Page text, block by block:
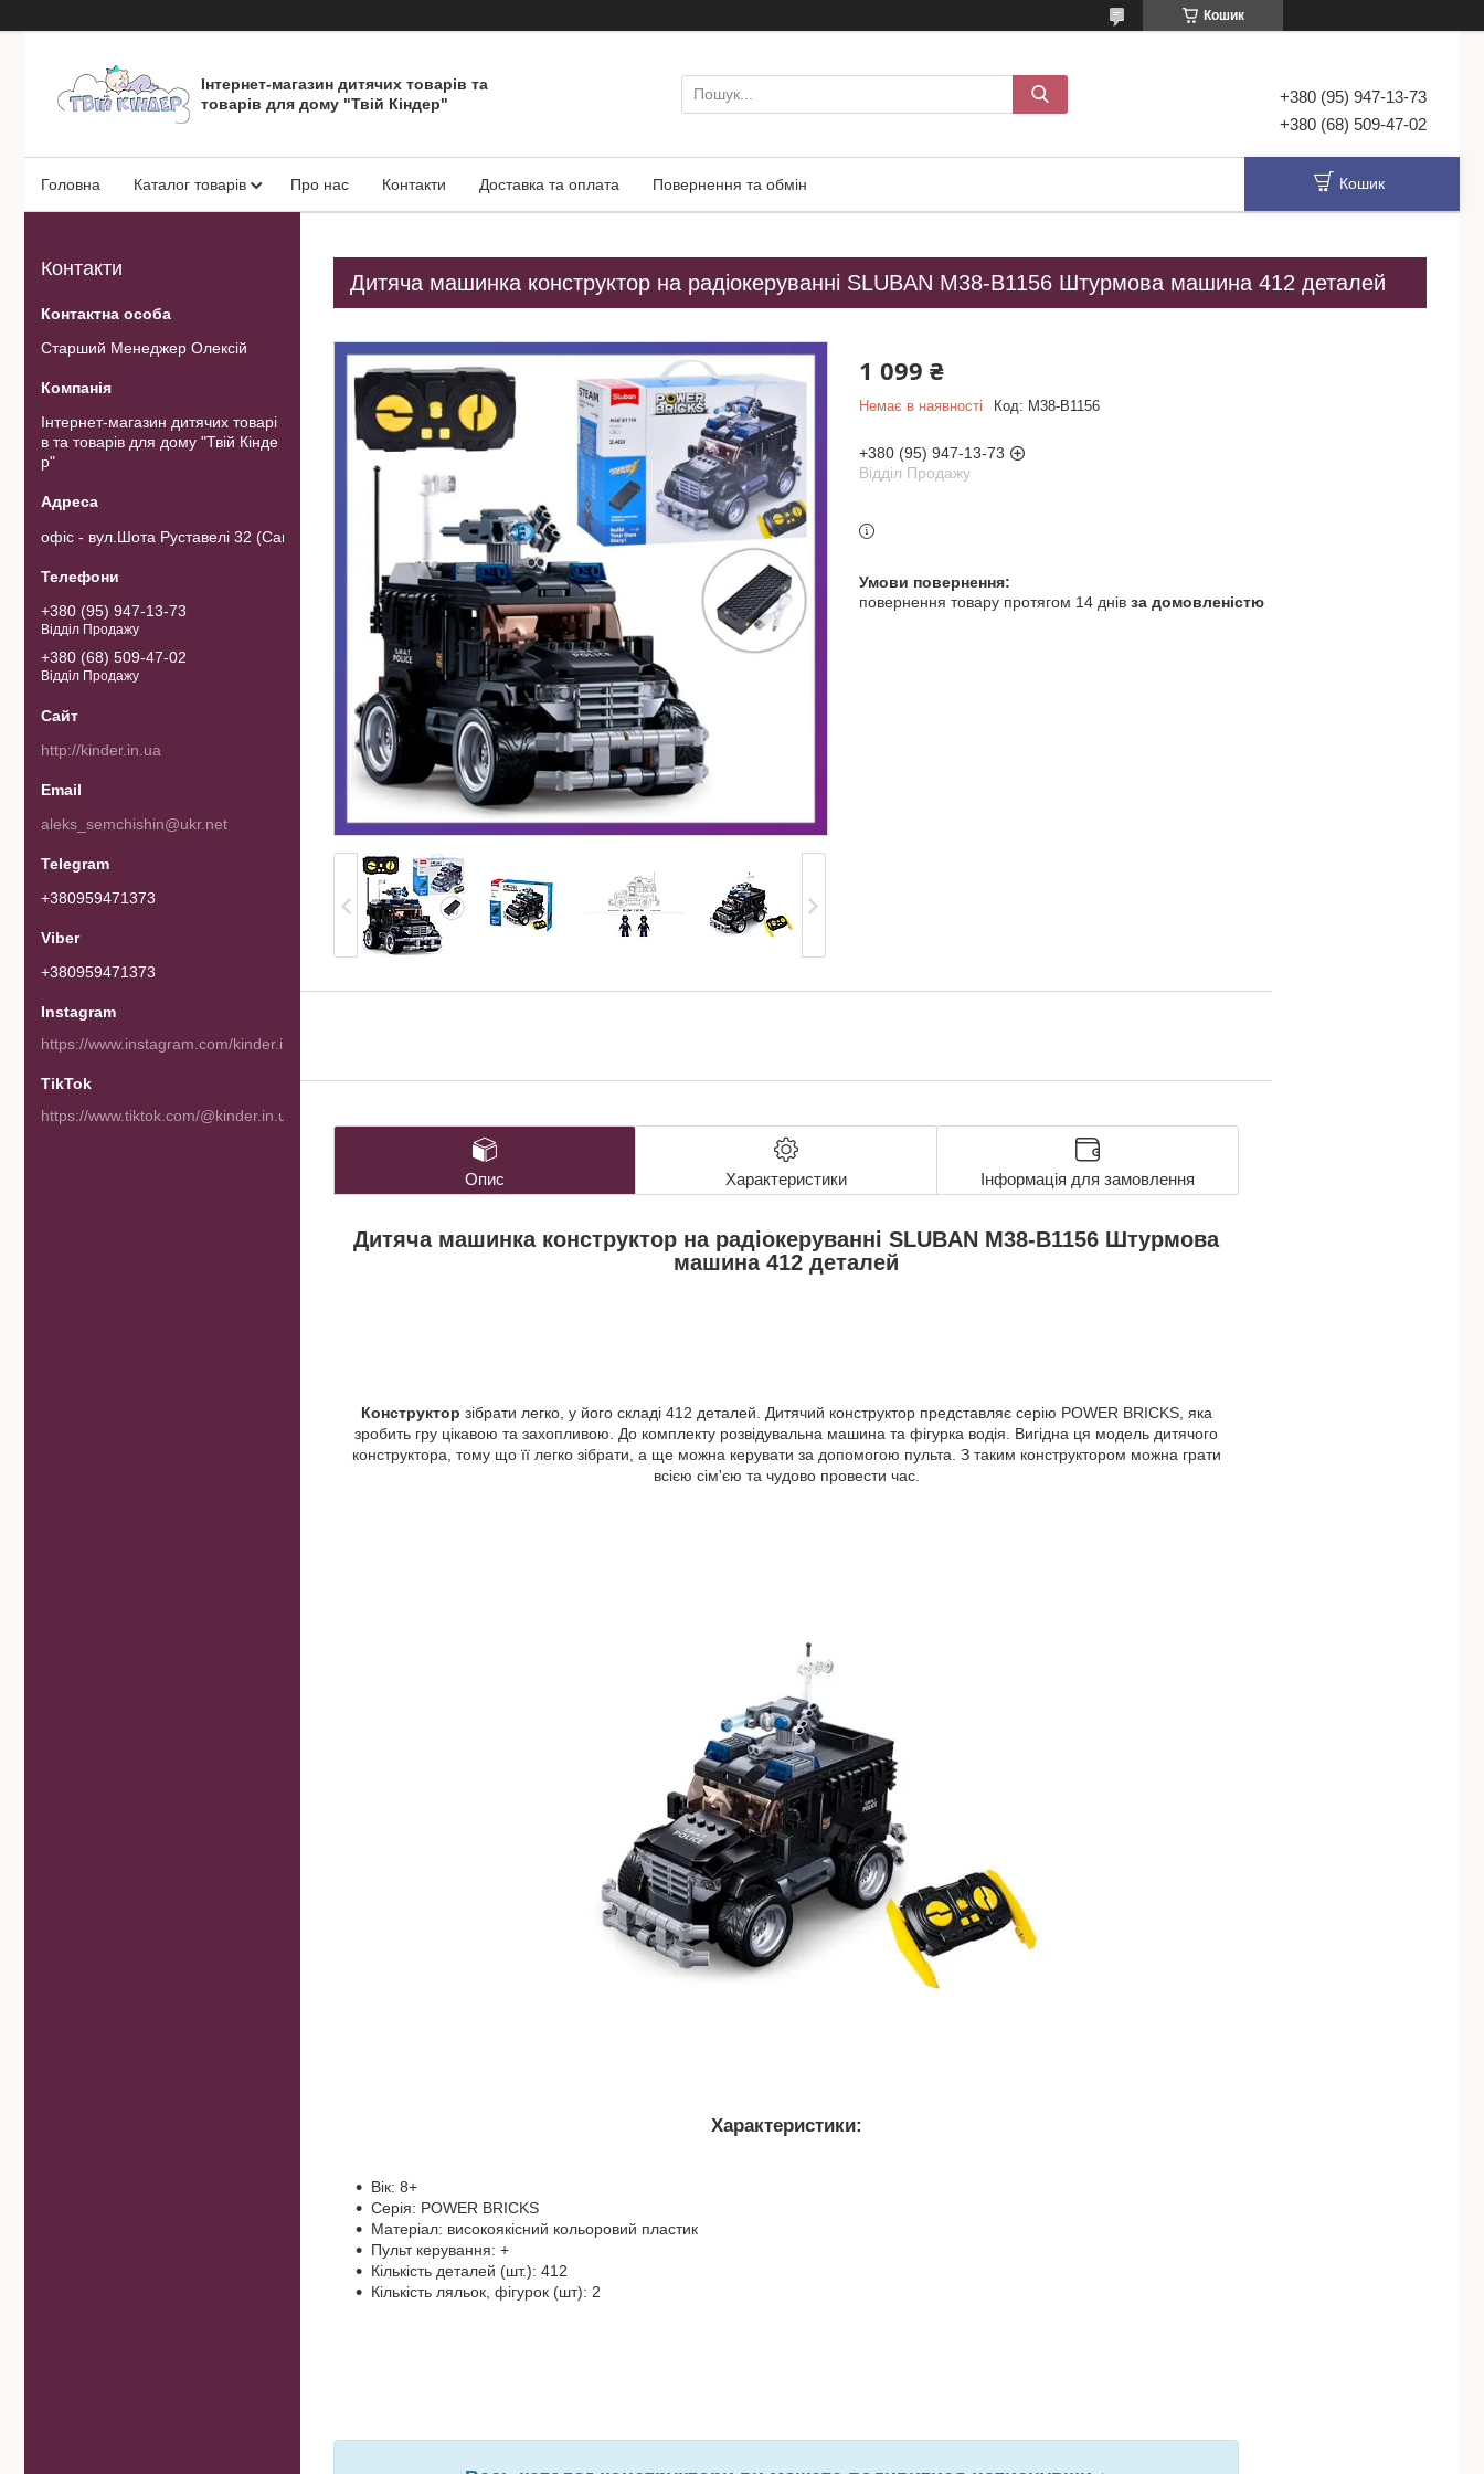
Кошик
Інтернет-магазин дитячих товарів та
товарів для дому "Твій Кіндер"
+380 (95) 947-13-73
+380 (68) 509-47-02
Головна Каталог товарів Про нас Контакти Доставка та оплата Повернення та обмін Кошик
Дитяча машинка конструктор на радіокеруванні SLUBAN M38-B1156 Штурмова машина 412 деталей
1 099 ₴
Немає в наявності Код: M38-B1156
+380 (95) 947-13-73
Відділ Продажу
повернення товару протягом 14 днів за домовленістю
Опис Характеристики Інформація для замовлення
Дитяча машинка конструктор на радіокеруванні SLUBAN M38-B1156 Штурмова
машина 412 деталей
Конструктор зібрати легко, у його складі 412 деталей. Дитячий конструктор представляє серію POWER BRICKS, яка
зробить гру цікавою та захопливою. До комплекту розвідувальна машина та фігурка водія. Вигідна ця модель дитячого
конструктора, тому що її легко зібрати, а ще можна керувати за допомогою пульта. З таким конструктором можна грати
всією сім'єю та чудово провести час.
Характеристики:
Вік: 8+
Серія: POWER BRICKS
Матеріал: високоякісний кольоровий пластик
Пульт керування: +
Кількість деталей (шт.): 412
Кількість ляльок, фігурок (шт): 2
Контакти
Старший Менеджер Олексій
Інтернет-магазин дитячих товарі
в та товарів для дому "Твій Кінде
р"
офіс - вул.Шота Руставелі 32 (Самовивозу товару немає). 01033 індекс, Київ, Україна
+380 (95) 947-13-73
Відділ Продажу
+380 (68) 509-47-02
Відділ Продажу
http://kinder.in.ua
aleks_semchishin@ukr.net
+380959471373
+380959471373
Instagram
https://www.instagram.com/kinder.in.ua/
TikTok
https://www.tiktok.com/@kinder.in.ua